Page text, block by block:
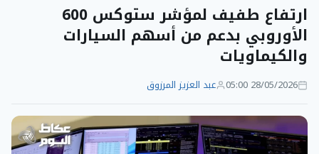
ارتفاع طفيف لمؤشر ستوكس 600
الأوروبي بدعم من أسهم السيارات
والكيماويات
28/05/2026 05:00 عبد العزيز المرزوق